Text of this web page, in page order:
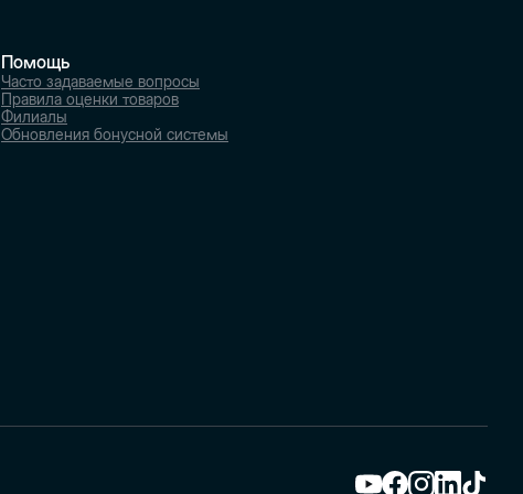
Помощь
Часто задаваемые вопросы
Правила оценки товаров
Филиалы
Обновления бонусной системы